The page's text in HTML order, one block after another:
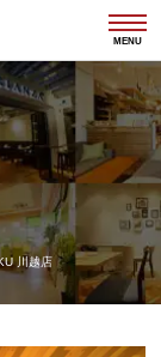
MENU
川越店